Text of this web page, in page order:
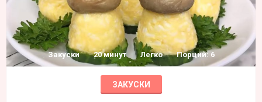
Закуски 20 минут Легко Порций: 6
ЗАКУСКИ